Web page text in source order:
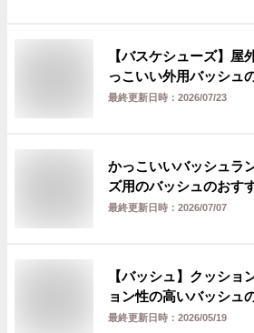
【バスケシューズ】屋
っこいい外用バッシュ
最終更新日時： 2026/07/23
かっこいいバッシュラ
ズ用のバッシュのおす
最終更新日時： 2026/07/07
【バッシュ】クッショ
ョン性の高いバッシュ
最終更新日時： 2026/05/19